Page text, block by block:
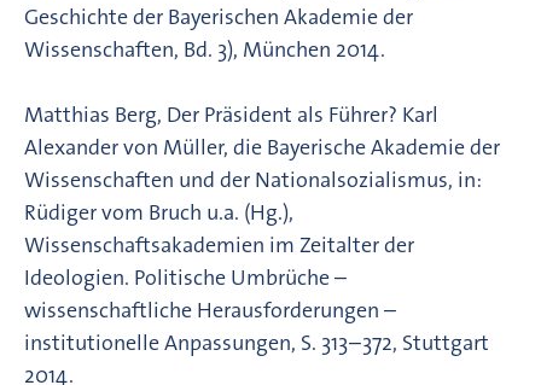
Geschichte der Bayerischen Akademie der
Wissenschaften, Bd. 3), München 2014.
Matthias Berg, Der Präsident als Führer? Karl
Alexander von Müller, die Bayerische Akademie der
Wissenschaften und der Nationalsozialismus, in:
Rüdiger vom Bruch u.a. (Hg.),
Wissenschaftsakademien im Zeitalter der
Ideologien. Politische Umbrüche –
wissenschaftliche Herausforderungen –
institutionelle Anpassungen, S. 313–372, Stuttgart
2014.